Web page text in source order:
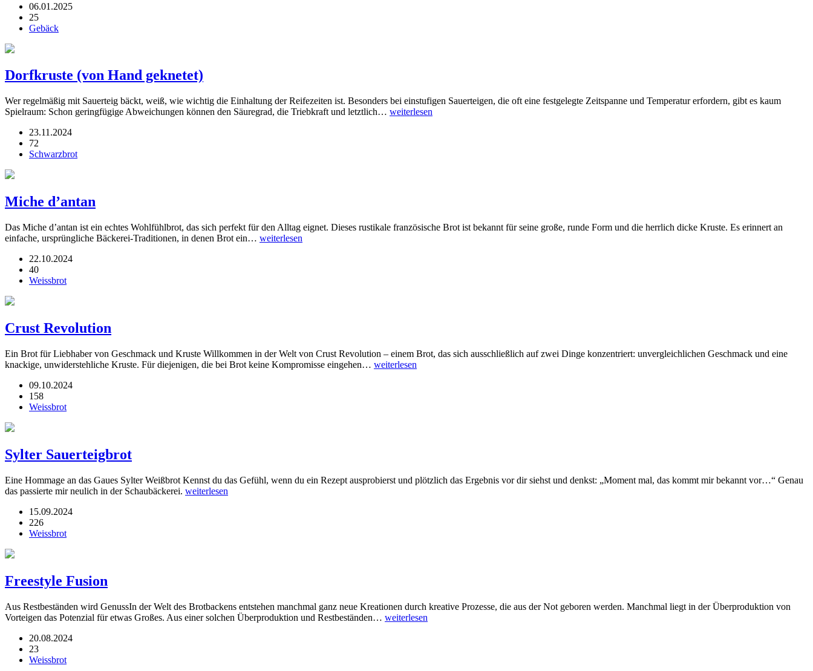
06.01.2025
25
Gebäck
Dorfkruste (von Hand geknetet)
Wer regelmäßig mit Sauerteig bäckt, weiß, wie wichtig die Einhaltung der Reifezeiten ist. Besonders bei einstufigen Sauerteigen, die oft eine festgelegte Zeitspanne und Temperatur erfordern, gibt es kaum
Spielraum: Schon geringfügige Abweichungen können den Säuregrad, die Triebkraft und letztlich… weiterlesen
23.11.2024
72
Schwarzbrot
Miche d’antan
Das Miche d’antan ist ein echtes Wohlfühlbrot, das sich perfekt für den Alltag eignet. Dieses rustikale französische Brot ist bekannt für seine große, runde Form und die herrlich dicke Kruste. Es erinnert an
einfache, ursprüngliche Bäckerei-Traditionen, in denen Brot ein… weiterlesen
22.10.2024
40
Weissbrot
Crust Revolution
Ein Brot für Liebhaber von Geschmack und Kruste Willkommen in der Welt von Crust Revolution – einem Brot, das sich ausschließlich auf zwei Dinge konzentriert: unvergleichlichen Geschmack und eine
knackige, unwiderstehliche Kruste. Für diejenigen, die bei Brot keine Kompromisse eingehen… weiterlesen
09.10.2024
158
Weissbrot
Sylter Sauerteigbrot
Eine Hommage an das Gaues Sylter Weißbrot Kennst du das Gefühl, wenn du ein Rezept ausprobierst und plötzlich das Ergebnis vor dir siehst und denkst: „Moment mal, das kommt mir bekannt vor…“ Genau
das passierte mir neulich in der Schaubäckerei. weiterlesen
15.09.2024
226
Weissbrot
Freestyle Fusion
Aus Restbeständen wird GenussIn der Welt des Brotbackens entstehen manchmal ganz neue Kreationen durch kreative Prozesse, die aus der Not geboren werden. Manchmal liegt in der Überproduktion von
Vorteigen das Potenzial für etwas Großes. Aus einer solchen Überproduktion und Restbeständen… weiterlesen
20.08.2024
23
Weissbrot